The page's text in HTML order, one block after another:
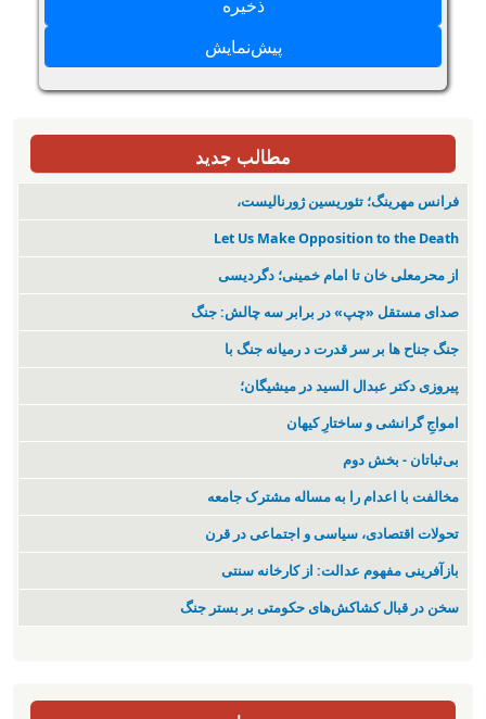
مطالب جدید
فرانس مهرینگ؛ تئوریسین ژورنالیست،
Let Us Make Opposition to the Death
از محرمعلی خان تا امام خمینی؛ دگردیسی
صدای مستقل «چپ» در برابر سه چالش: جنگ
جنگ جناح ها بر سر قدرت د رمیانە جنگ با
پیروزی دکتر عبدال السید در میشیگان؛
‌امواجِ گرانشی و ساختارِ کیهان
بی‌ثباتان - بخش دوم
مخالفت با اعدام را به مساله مشترک جامعه
تحولات اقتصادی، سیاسی و اجتماعی در قرن
بازآفرینی مفهوم عدالت: از کارخانه سنتی
سخن در قبال کشاکش‌های حکومتی بر بستر جنگ